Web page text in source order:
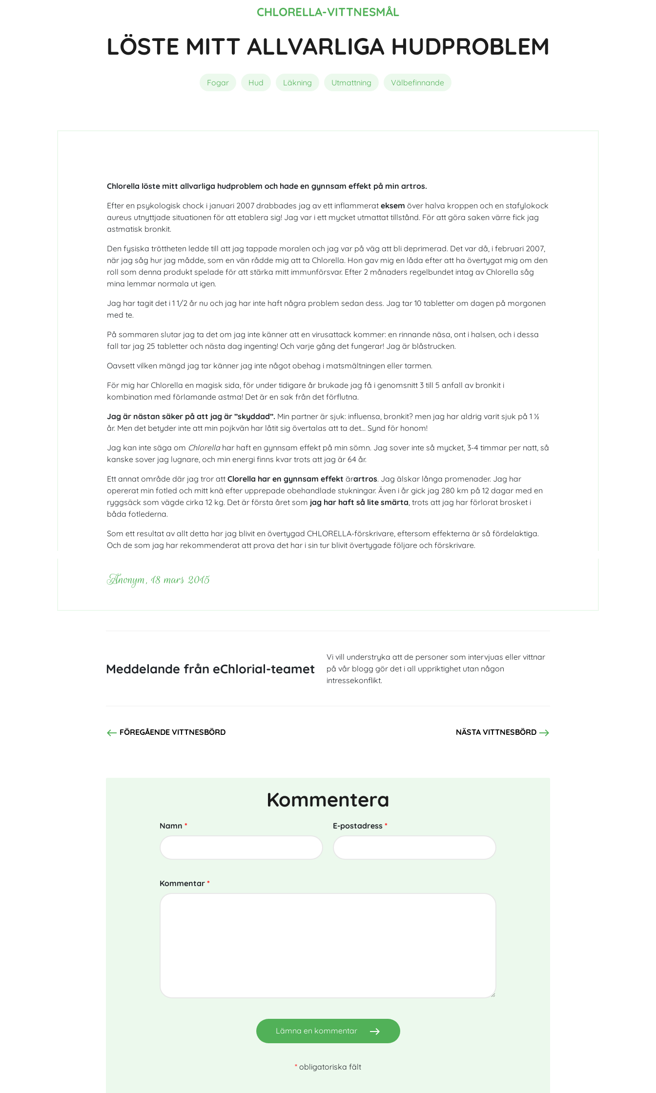
CHLORELLA-VITTNESMÅL
LÖSTE MITT ALLVARLIGA HUDPROBLEM
Fogar Hud Läkning Utmattning Välbefinnande
Chlorella löste mitt allvarliga hudproblem och hade en gynnsam effekt på min artros.
Efter en psykologisk chock i januari 2007 drabbades jag av ett inflammerat eksem över halva kroppen och en stafylokock
aureus utnyttjade situationen för att etablera sig! Jag var i ett mycket utmattat tillstånd. För att göra saken värre fick jag
astmatisk bronkit.
Den fysiska tröttheten ledde till att jag tappade moralen och jag var på väg att bli deprimerad. Det var då, i februari 2007,
när jag såg hur jag mådde, som en vän rådde mig att ta Chlorella. Hon gav mig en låda efter att ha övertygat mig om den
roll som denna produkt spelade för att stärka mitt immunförsvar. Efter 2 månaders regelbundet intag av Chlorella såg
mina lemmar normala ut igen.
Jag har tagit det i 1 1/2 år nu och jag har inte haft några problem sedan dess. Jag tar 10 tabletter om dagen på morgonen
med te.
På sommaren slutar jag ta det om jag inte känner att en virusattack kommer: en rinnande näsa, ont i halsen, och i dessa
fall tar jag 25 tabletter och nästa dag ingenting! Och varje gång det fungerar! Jag är blåstrucken.
Oavsett vilken mängd jag tar känner jag inte något obehag i matsmältningen eller tarmen.
För mig har Chlorella en magisk sida, för under tidigare år brukade jag få i genomsnitt 3 till 5 anfall av bronkit i
kombination med förlamande astma! Det är en sak från det förflutna.
Jag är nästan säker på att jag är ”skyddad”. Min partner är sjuk: influensa, bronkit? men jag har aldrig varit sjuk på 1 ½
år. Men det betyder inte att min pojkvän har låtit sig övertalas att ta det… Synd för honom!
Jag kan inte säga om Chlorellahar haft en gynnsam effekt på min sömn. Jag sover inte så mycket, 3-4 timmar per natt, så
kanske sover jag lugnare, och min energi finns kvar trots att jag är 64 år.
Ett annat område där jag tror att Clorella har en gynnsam effekt ärartros. Jag älskar långa promenader. Jag har
opererat min fotled och mitt knä efter upprepade obehandlade stukningar. Även i år gick jag 280 km på 12 dagar med en
ryggsäck som vägde cirka 12 kg. Det är första året som jag har haft så lite smärta, trots att jag har förlorat brosket i
båda fotlederna.
Som ett resultat av allt detta har jag blivit en övertygad CHLORELLA-förskrivare, eftersom effekterna är så fördelaktiga.
Och de som jag har rekommenderat att prova det har i sin tur blivit övertygade följare och förskrivare.
Anonym, 18 mars 2015
Meddelande från eChlorial-teamet
Vi vill understryka att de personer som intervjuas eller vittnar
på vår blogg gör det i all uppriktighet utan någon
intressekonflikt.
west FÖREGÅENDE VITTNESBÖRD NÄSTA VITTNESBÖRD east
Kommentera
Namn * E-postadress *
Kommentar *
Lämna en kommentar east
* obligatoriska fält